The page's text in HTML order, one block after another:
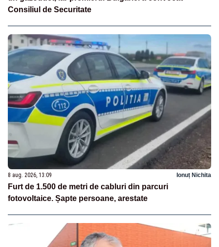
Consiliul de Securitate
8 aug. 2026, 13:09 Ionuț Nichita
Furt de 1.500 de metri de cabluri din parcuri
fotovoltaice. Șapte persoane, arestate